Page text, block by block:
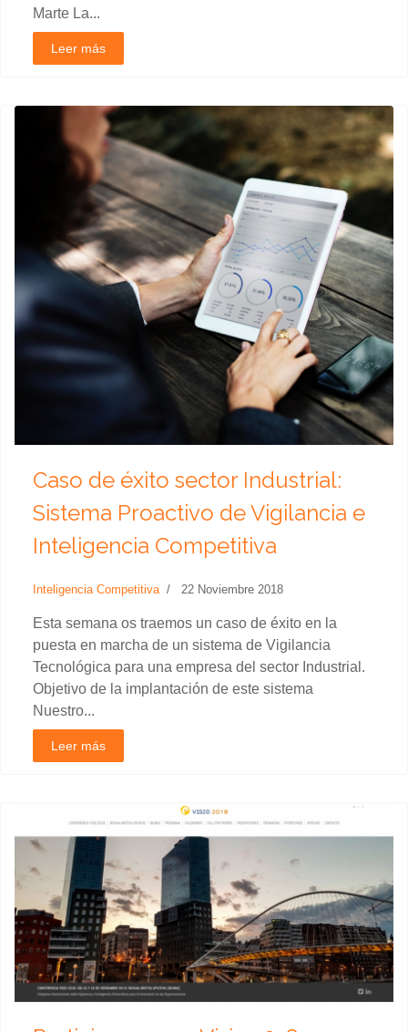
Marte La...
Leer más
Caso de éxito sector Industrial:
Sistema Proactivo de Vigilancia e
Inteligencia Competitiva
Inteligencia Competitiva 22 Noviembre 2018
Esta semana os traemos un caso de éxito en la
puesta en marcha de un sistema de Vigilancia
Tecnológica para una empresa del sector Industrial.
Objetivo de la implantación de este sistema
Nuestro...
Leer más